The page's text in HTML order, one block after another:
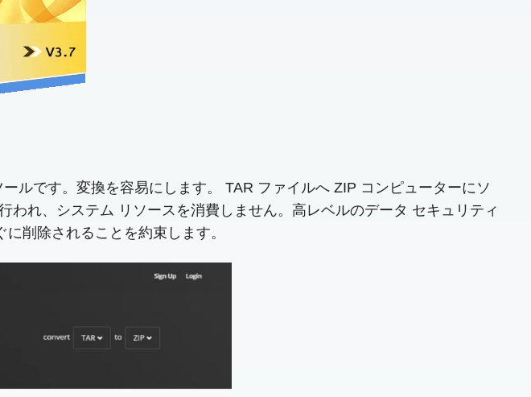
ルです。変換を容易にします。 TAR ファイルへ ZIP コンピューターにソ
れ、システム リソースを消費しません。高レベルのデータ セキュリティ
削除されることを約束します。